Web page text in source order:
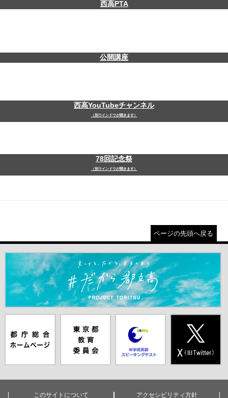
西高PTA
公開講座
西高YouTubeチャンネル
（別ウインドウが開きます）
78回記念祭
（別ウインドウが開きます）
ページの先頭へ戻る
＃だから都立高（別ウインドウが開きます）
ムページ（別
ウインドウが
員会（別ウイ
ンドウが開き
ピーキングテ
スト（別ウイ
ンドウが開き
（別ウインド
ウが開きま
す）
このサイトについて アクセシビリティ方針